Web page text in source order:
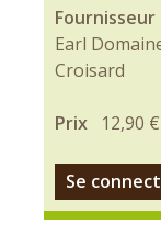
Fournisseur
Earl
Croisard
Prix 12,90 €
Se